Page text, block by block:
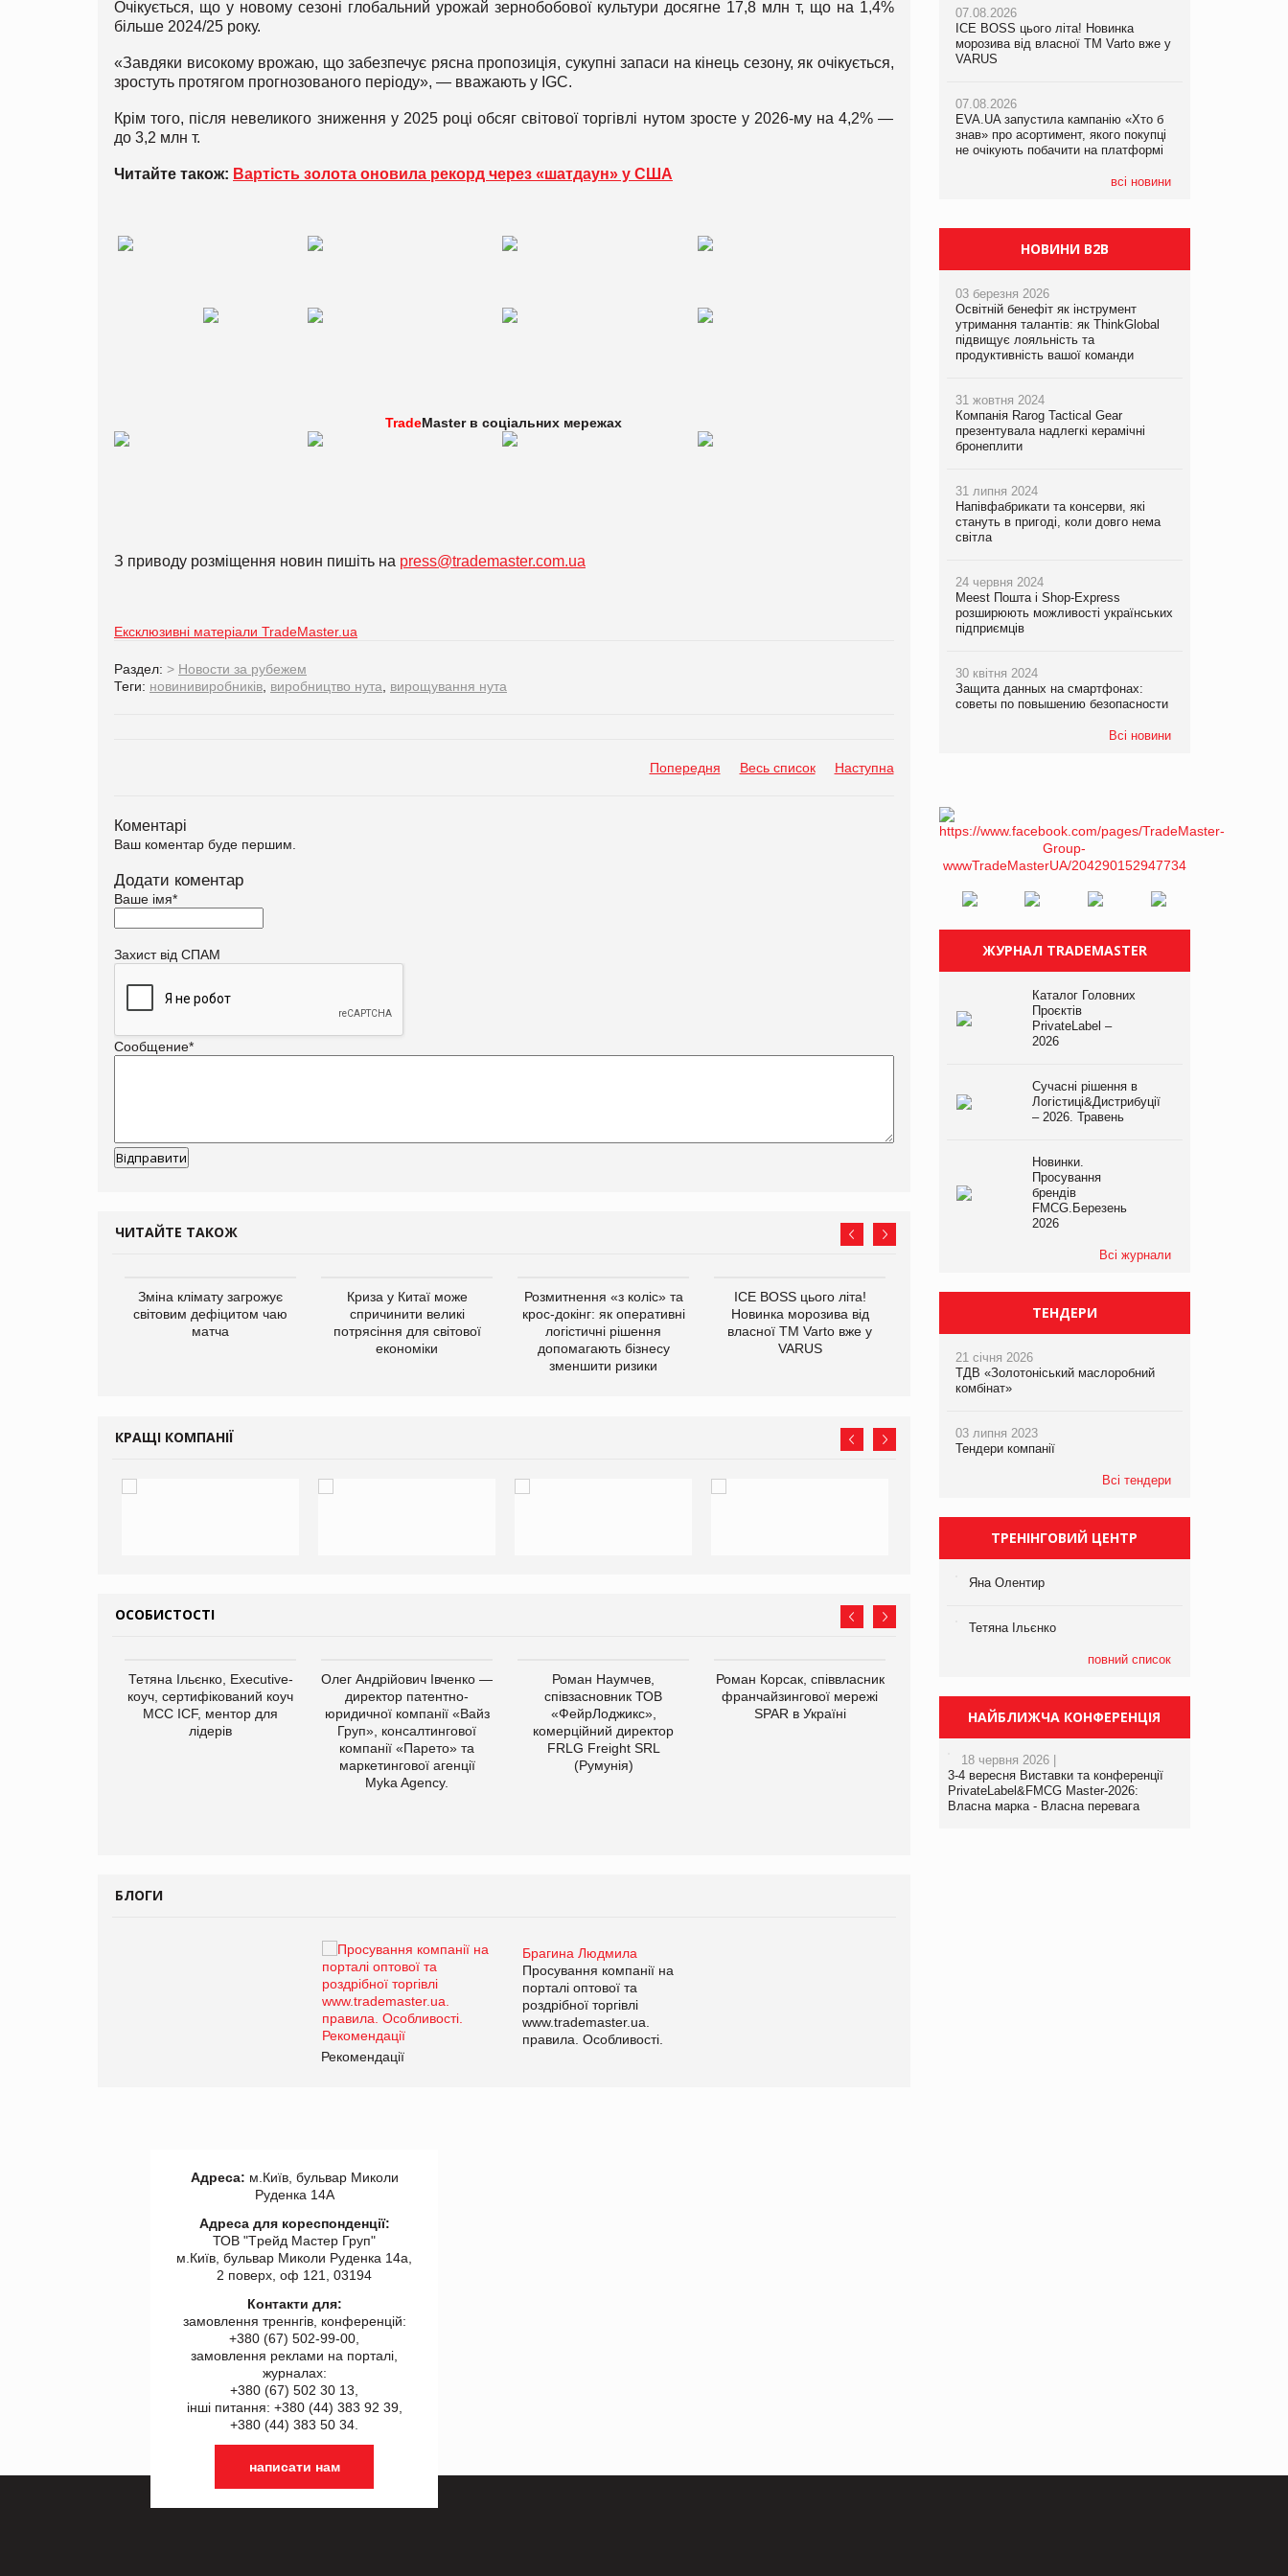
Очікується, що у новому сезоні глобальний урожай зернобобової культури досягне 17,8 млн т, що на 1,4%
більше 2024/25 року.
«Завдяки високому врожаю, що забезпечує рясна пропозиція, сукупні запаси на кінець сезону, як очікується,
зростуть протягом прогнозованого періоду», — вважають у IGC.
Крім того, після невеликого зниження у 2025 році обсяг світової торгівлі нутом зросте у 2026-му на 4,2% —
до 3,2 млн т.
Читайте також: Вартість золота оновила рекорд через «шатдаун» у США
TradeMaster в соціальних мережах
З приводу розміщення новин пишіть на press@trademaster.com.ua
Ексклюзивні матеріали TradeMaster.ua
Раздел: > Новости за рубежем
Теги: новинивиробників виробництво нута вирощування нута
Попередня Весь список Наступна
Коментарі
Ваш коментар буде першим.
Додати коментар
Ваше імя*
Захист від СПАМ
Сообщение*
ЧИТАЙТЕ ТАКОЖ
Зміна клімату загрожує
світовим дефіцитом чаю
матча
Криза у Китаї може
спричинити великі
потрясіння для світової
економіки
Розмитнення «з коліс» та
крос-докінг: як оперативні
логістичні рішення
допомагають бізнесу
зменшити ризики
ICE BOSS цього літа!
Новинка морозива від
власної ТМ Varto вже у
VARUS
EVA.UA запустила
кампанію «Хто б знав» про
асортимент, якого покупці
платформі
Kraft Heinz скоротила
КРАЩІ КОМПАНІЇ
ОСОБИСТОСТІ
Тетяна Ільєнко, Executive-
коуч, сертифікований коуч
МСС ICF, ментор для
лідерів
Олег Андрійович Івченко —
директор патентно-
юридичної компанії «Вайз
Груп», консалтингової
компанії «Парето» та
маркетингової агенції
Myka Agency.
Роман Наумчев,
співзасновник ТОВ
«ФейрЛоджикс»,
комерційний директор
FRLG Freight SRL
(Румунія)
Роман Корсак, співвласник
франчайзингової мережі
SPAR в Україні
Файно маркет Директор
департаменту з
компанії «УкраМарин»
БЛОГИ
Брагина Людмила
Просування компанії на
порталі оптової та
роздрібної торгівлі
www.trademaster.ua.
правила. Особливості.
Рекомендації
07.08.2026
ICE BOSS цього літа! Новинка
морозива від власної ТМ Varto вже у
VARUS
07.08.2026
EVA.UA запустила кампанію «Хто б
знав» про асортимент, якого покупці
не очікують побачити на платформі
всі новини
07.08.2026
Франція заборонила рекламні дзвінки
07.08.2026
Франція заборонила рекламні дзвінки
НОВИНИ B2B
03 березня 2026
Освітній бенефіт як інструмент
утримання талантів: як ThinkGlobal
підвищує лояльність та
продуктивність вашої команди
31 жовтня 2024
Компанія Rarog Tactical Gear
презентувала надлегкі керамічні
бронеплити
31 липня 2024
Напівфабрикати та консерви, які
стануть в пригоді, коли довго нема
світла
24 червня 2024
Meest Пошта і Shop-Express
розширюють можливості українських
підприємців
30 квітня 2024
Защита данных на смартфонах:
советы по повышению безопасности
Всі новини
ЖУРНАЛ TRADEMASTER
Каталог Головних
Проєктів
PrivateLabel –
2026
Сучасні рішення в
Логістиці&Дистрибуції
– 2026. Травень
Новинки.
Просування
брендів
FMCG.Березень
2026
Всі журнали
ТЕНДЕРИ
21 січня 2026
ТДВ «Золотоніський маслоробний
комбінат»
03 липня 2023
Тендери компанії
Всі тендери
ТРЕНІНГОВИЙ ЦЕНТР
Яна Олентир
Тетяна Ільєнко
повний список
НАЙБЛИЖЧА КОНФЕРЕНЦІЯ
18 червня 2026 |
3-4 вересня Виставки та конференції
PrivateLabel&FMCG Master-2026:
Власна марка - Власна перевага
Адреса: м.Київ, бульвар Миколи
Руденка 14А
Адреса для кореспонденції:
ТОВ "Tрейд Мастер Груп"
м.Київ, бульвар Миколи Руденка 14а,
2 поверх, оф 121, 03194
Контакти для:
замовлення треннгів, конференцій:
+380 (67) 502-99-00,
замовлення реклами на порталі,
журналах:
+380 (67) 502 30 13,
інші питання: +380 (44) 383 92 39,
+380 (44) 383 50 34.
написати нам